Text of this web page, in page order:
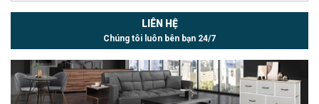
LIÊN HỆ
Chúng tôi luôn bên bạn 24/7